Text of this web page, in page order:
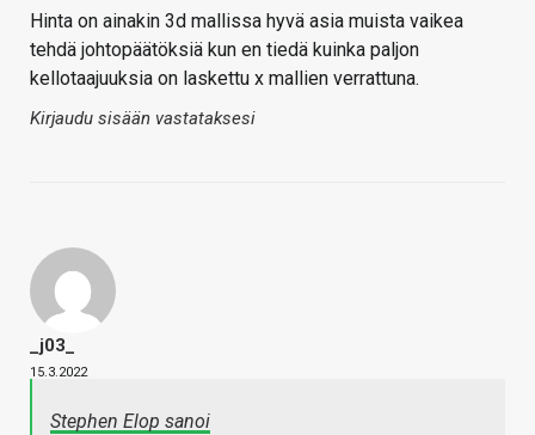
Hinta on ainakin 3d mallissa hyvä asia muista vaikea
tehdä johtopäätöksiä kun en tiedä kuinka paljon
kellotaajuuksia on laskettu x mallien verrattuna.
Kirjaudu sisään vastataksesi
_j03_
15.3.2022
Stephen Elop sanoi